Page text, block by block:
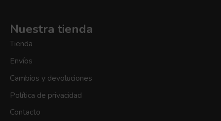
Nuestra tienda
Tienda
Envíos
Cambios y devoluciones
Política de privacidad
Contacto